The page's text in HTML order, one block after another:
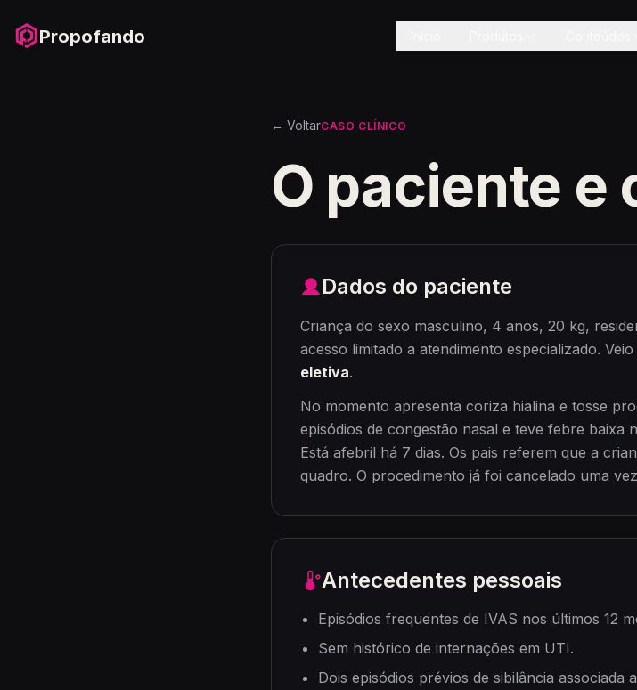
Propofando
← VoltarCASO CLÍNICO
O paciente e
Dados do paciente
Criança do sexo masculino, 4 anos, 20 kg,
acesso limitado a atendimento especializado.
eletiva.
No momento apresenta coriza hialina e tosse
episódios de congestão nasal e teve febre baixa
Está afebril há 7 dias. Os pais referem que a
quadro. O procedimento já foi cancelado uma
Antecedentes pessoais
Episódios frequentes de IVAS nos últimos 12
Sem histórico de internações em UTI.
Dois episódios prévios de sibilância associada